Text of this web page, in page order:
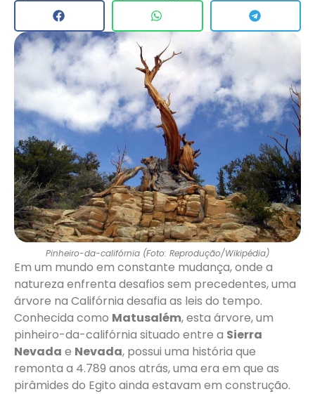
Pinheiro-da-califórnia (Foto: Reprodução/Wikipédia)
Em um mundo em constante mudança, onde a
natureza enfrenta desafios sem precedentes, uma
árvore na Califórnia desafia as leis do tempo.
Conhecida como Matusalém, esta árvore, um
pinheiro-da-califórnia situado entre a Sierra
Nevada e Nevada, possui uma história que
remonta a 4.789 anos atrás, uma era em que as
pirâmides do Egito ainda estavam em construção.